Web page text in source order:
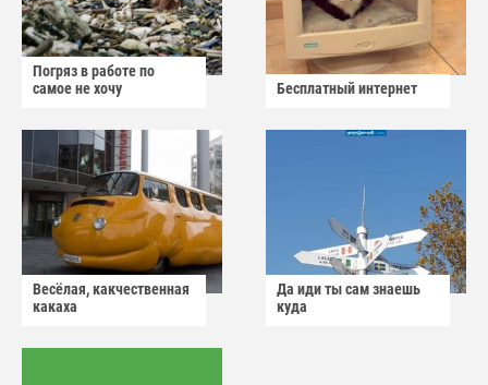
Погряз в работе по
самое не хочу
Бесплатный интернет
Весёлая, какчественная
какаха
Да иди ты сам знаешь
куда